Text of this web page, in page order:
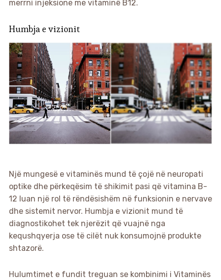
merrni injeksione me vitaminë B12.
Humbja e vizionit
Një mungesë e vitaminës mund të çojë në neuropati
optike dhe përkeqësim të shikimit pasi që vitamina B-
12 luan një rol të rëndësishëm në funksionin e nervave
dhe sistemit nervor. Humbja e vizionit mund të
diagnostikohet tek njerëzit që vuajnë nga
kequshqyerja ose të cilët nuk konsumojnë produkte
shtazorë.
Hulumtimet e fundit treguan se kombinimi i Vitaminës